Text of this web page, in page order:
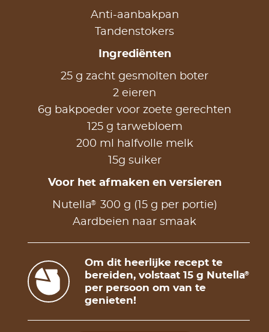
Anti-aanbakpan
Tandenstokers
Ingrediënten
25 g zacht gesmolten boter
2 eieren
6g bakpoeder voor zoete gerechten
125 g tarwebloem
200 ml halfvolle melk
15g suiker
Voor het afmaken en versieren
Nutella®
300 g (15 g per portie)
Aardbeien naar smaak
Om dit heerlijke recept te
bereiden, volstaat 15 g Nutella®
per persoon om van te
genieten!